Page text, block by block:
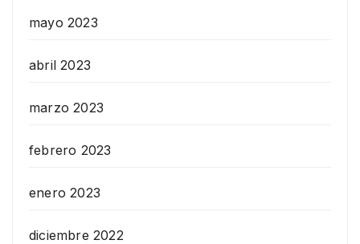
mayo 2023
abril 2023
marzo 2023
febrero 2023
enero 2023
diciembre 2022